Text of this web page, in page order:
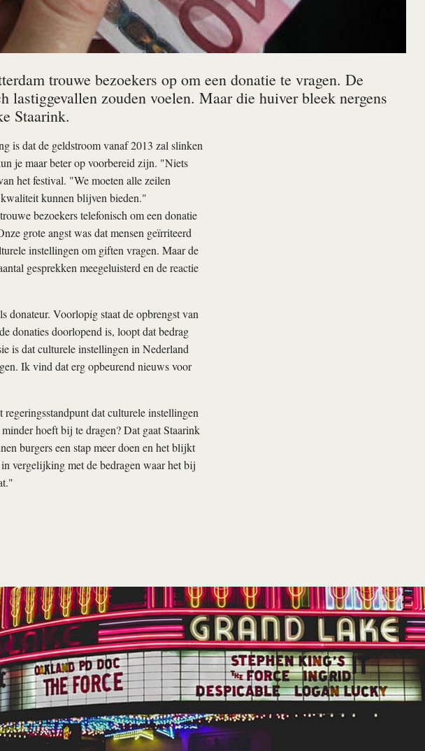
trouwe bezoekers op om een donatie te vragen. De
lastiggevallen zouden voelen. Maar die huiver bleek nergens
Staarink.
is dat de geldstroom vanaf 2013 zal slinken
je maar beter op voorbereid zijn. "Niets
het festival. "We moeten alle zeilen
kunnen blijven bieden."
bezoekers telefonisch om een donatie
grote angst was dat mensen geïrriteerd
instellingen om giften vragen. Maar de
gesprekken meegeluisterd en de reactie
donateur. Voorlopig staat de opbrengst van
donaties doorlopend is, loopt dat bedrag
is dat culturele instellingen in Nederland
Ik vind dat erg opbeurend nieuws voor
dat culturele instellingen
hoeft bij te dragen? Dat gaat Staarink
burgers een stap meer doen en het blijkt
vergelijking met de bedragen waar het bij